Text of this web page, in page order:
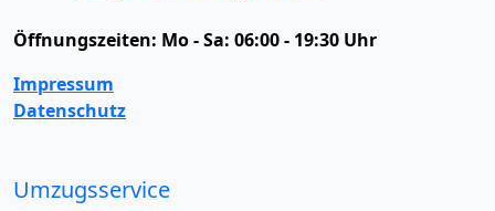
Öffnungszeiten: Mo - Sa: 06:00 - 19:30 Uhr
Impressum
Datenschutz
Umzugsservice